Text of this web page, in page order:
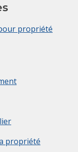
propriété
propriété